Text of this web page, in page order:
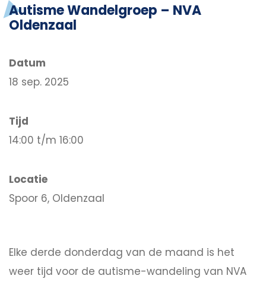
Autisme Wandelgroep – NVA
Oldenzaal
Datum
18 sep. 2025
Tijd
14:00 t/m 16:00
Locatie
Spoor 6, Oldenzaal
Elke derde donderdag van de maand is het
weer tijd voor de autisme-wandeling van NVA